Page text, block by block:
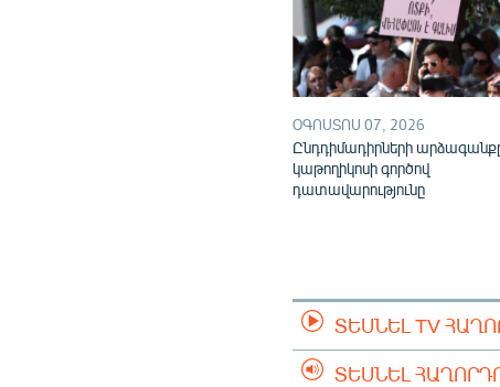
ՕԳՈՍՏՈՍ 07, 2026
Ընդդիմադիրների
կաթողիկոսի գործով
դատավարությունը
ՏԵՍՆԵԼ TV
ՏԵՍՆԵԼ